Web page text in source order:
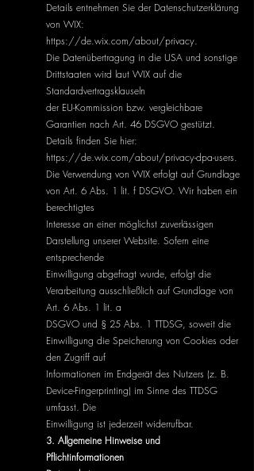
Details entnehmen Sie der Datenschutzerklärung
von WIX:
https://de.wix.com/about/privacy.
Die Datenübertragung in die USA und sonstige
Drittstaaten wird laut WIX auf die
Standardvertragsklauseln
der EU-Kommission bzw. vergleichbare
Garantien nach Art. 46 DSGVO gestützt.
Details finden Sie hier:
https://de.wix.com/about/privacy-dpa-users.
Die Verwendung von WIX erfolgt auf Grundlage
von Art. 6 Abs. 1 lit. f DSGVO. Wir haben ein
berechtigtes
Interesse an einer möglichst zuverlässigen
Darstellung unserer Website. Sofern eine
entsprechende
Einwilligung abgefragt wurde, erfolgt die
Verarbeitung ausschließlich auf Grundlage von
Art. 6 Abs. 1 lit. a
DSGVO und § 25 Abs. 1 TTDSG, soweit die
Einwilligung die Speicherung von Cookies oder
den Zugriff auf
Informationen im Endgerät des Nutzers (z. B.
Device-Fingerprinting) im Sinne des TTDSG
umfasst. Die
Einwilligung ist jederzeit widerrufbar.
3. Allgemeine Hinweise und
Pflichtinformationen